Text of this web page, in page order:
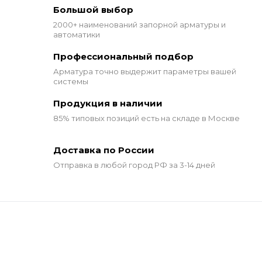
Большой выбор
2000+ наименований запорной арматуры и
автоматики
Профессиональный подбор
Арматура точно выдержит параметры вашей
системы
Продукция в наличии
85% типовых позиций есть на складе в Москве
Доставка по России
Отправка в любой город РФ за 3-14 дней